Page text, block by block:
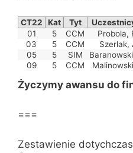
CT22 Kat Tyt
01
5 CCM Probola,
03
5 CCM Szerlak,
05
5 SIM
09
5 CCM
Życzymy awansu do
===
Zestawienie